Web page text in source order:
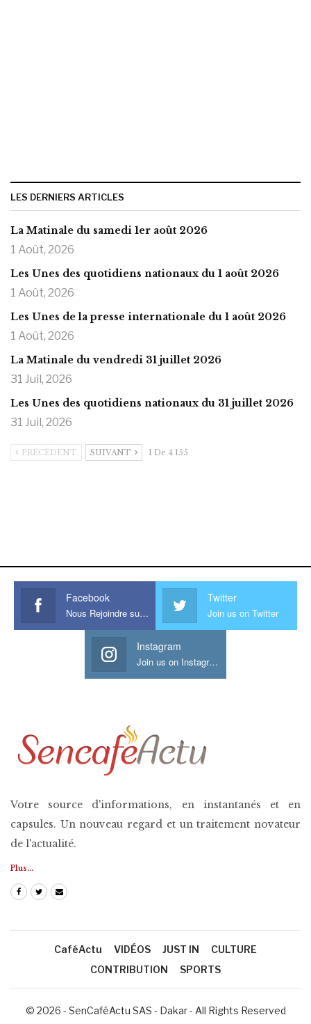
LES DERNIERS ARTICLES
La Matinale du samedi 1er août 2026
1 Août, 2026
Les Unes des quotidiens nationaux du 1 août 2026
1 Août, 2026
Les Unes de la presse internationale du 1 août 2026
1 Août, 2026
La Matinale du vendredi 31 juillet 2026
31 Juil, 2026
Les Unes des quotidiens nationaux du 31 juillet 2026
31 Juil, 2026
PRÉCÉDENT SUIVANT 1 De 4 155
Facebook
Nous Rejoindre sur Facebook
Twitter
Join us on Twitter
Instagram
Join us on Instagram
Votre source d'informations, en instantanés et en
capsules. Un nouveau regard et un traitement novateur
de l'actualité.
Plus...
CaféActu VIDÉOS JUST IN
CULTURE
CONTRIBUTION
SPORTS
© 2026 - SenCaféActu SAS - Dakar - All Rights Reserved